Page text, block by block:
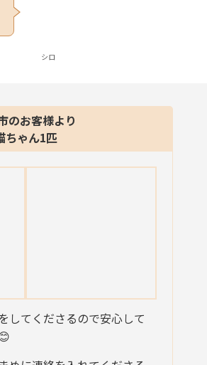
シロ
のお客様より
ちゃん1匹
してくださるので安心して